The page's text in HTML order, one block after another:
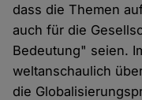
dass die Themen
auch für die
Bedeutung" seien.
weltanschaulich
die